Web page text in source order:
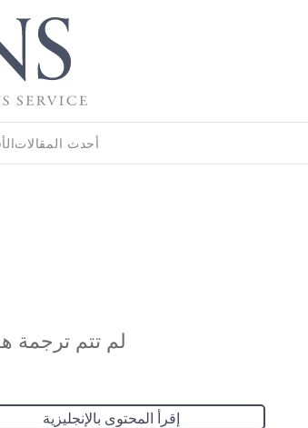
أحدث المقالات
لم تتم ترجمة
إقرأ المحتوى بالإنجليزية